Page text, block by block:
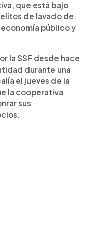
que está bajo
de lavado de
público y
la SSF desde hace
durante una
el jueves de la
la cooperativa
sus